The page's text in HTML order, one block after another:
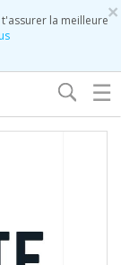
×
la meilleure
☰